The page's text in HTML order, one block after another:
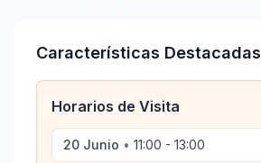
Características Destacadas
Horarios de Visita
20 Junio • 11:00 - 13:00